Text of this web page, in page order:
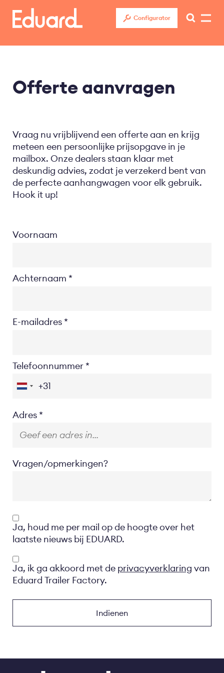
Overslaan
naar
Configurator
Offerte aanvragen
Vraag nu vrijblijvend een offerte aan en krijg
meteen een persoonlijke prijsopgave in je
mailbox. Onze dealers staan klaar met
deskundig advies, zodat je verzekerd bent van
de perfecte aanhangwagen voor elk gebruik.
Hook it up!
Voornaam
Achternaam
E-mailadres
Telefoonnummer
Location
Adres
Vragen/opmerkingen?
Opt-
in
Ja, houd me per mail op de hoogte over het
laatste nieuws bij EDUARD.
Privacyverklaring
Ja, ik ga akkoord met de privacyverklaring van
Eduard Trailer Factory.